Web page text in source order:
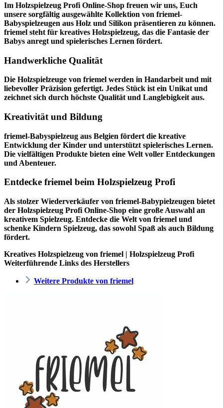
Im Holzspielzeug Profi Online-Shop freuen wir uns, Euch
unsere sorgfältig ausgewählte Kollektion von friemel-
Babyspielzeugen aus Holz und Silikon präsentieren zu können.
friemel steht für kreatives Holzspielzeug, das die Fantasie der
Babys anregt und spielerisches Lernen fördert.
Handwerkliche Qualität
Die Holzspielzeuge von friemel werden in Handarbeit und mit
liebevoller Präzision gefertigt. Jedes Stück ist ein Unikat und
zeichnet sich durch höchste Qualität und Langlebigkeit aus.
Kreativität und Bildung
friemel-Babyspielzeug aus Belgien fördert die kreative
Entwicklung der Kinder und unterstützt spielerisches Lernen.
Die vielfältigen Produkte bieten eine Welt voller Entdeckungen
und Abenteuer.
Entdecke friemel beim Holzspielzeug Profi
Als stolzer Wiederverkäufer von friemel-Babypielzeugen bietet
der Holzspielzeug Profi Online-Shop eine große Auswahl an
kreativem Spielzeug. Entdecke die Welt von friemel und
schenke Kindern Spielzeug, das sowohl Spaß als auch Bildung
fördert.
Kreatives Holzspielzeug von friemel | Holzspielzeug Profi
Weiterführende Links des Herstellers
Weitere Produkte von friemel